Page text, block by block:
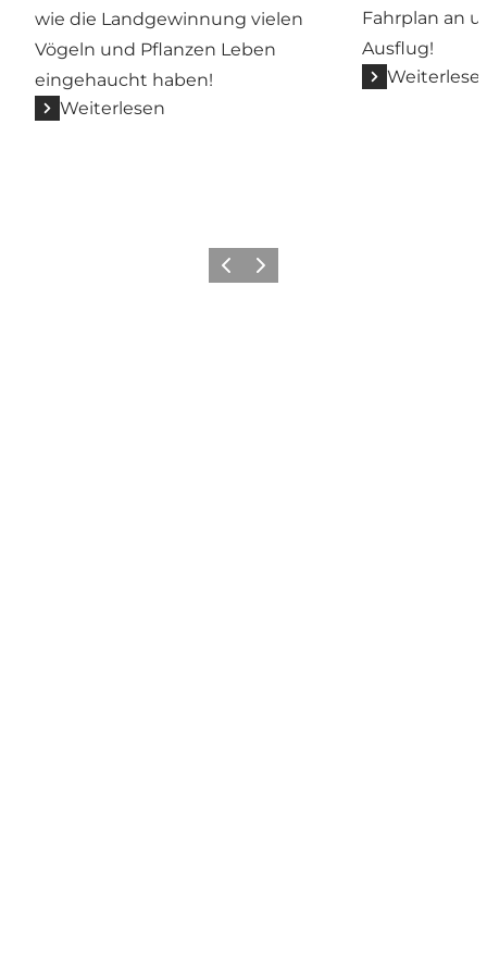
wie die Landgewinnung vielen
Vögeln und Pflanzen Leben
eingehaucht haben!
Weiterlesen
Fahrplan an
Ausflug!
Vorherige Folie
Nächste Folie